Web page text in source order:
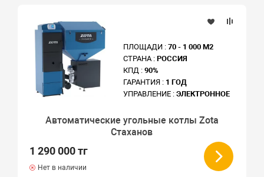
ПЛОЩАДИ :70 - 1 000 М2
СТРАНА :РОССИЯ
КПД :90%
ГАРАНТИЯ : 1 ГОД
УПРАВЛЕНИЕ :ЭЛЕКТРОННОЕ
Автоматические угольные котлы Zota
Стаханов
1 290 000 тг
Нет в наличии